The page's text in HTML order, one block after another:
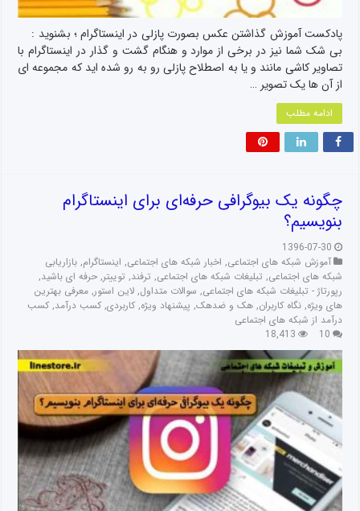
پادکست آموزش گذاشتن عکس بصورت پازلی در اینستاگرام ؛ بشنوید :
بی شک شما نیز در برخی از موارد و هنگام گشت و گذار در اینستاگرام با
تصاویر کاشی مانند و یا به اصطلاح پازلی رو به رو شده اید که مجموعه ای
از آن ها یک تصویر …
ادامه مطلب
چگونه یک بیوگرافی حرفه‌ای برای اینستاگرام
بنویسیم؟
1396-07-30
آموزش شبکه های اجتماعی, اخبار شبکه های اجتماعی, اینستاگرام, بازاریابی
شبکه های اجتماعی, تبلیغات شبکه های اجتماعی, ترفند, توییتر, حرفه ای باشید,
رپورتاژ - تبلیغات شبکه های اجتماعی, سوالات متداول, لاین استور, معرفی بهترین
های ویژه, نگاه کاربران, هک و ضدهک, پیشنهاد ویژه, کاربردی, کسب درآمد, کسب
درآمد از شبکه های اجتماعی
10
18,413